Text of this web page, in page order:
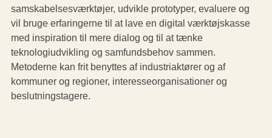
samskabelsesværktøjer, udvikle prototyper, evaluere og
vil bruge erfaringerne til at lave en digital værktøjskasse
med inspiration til mere dialog og til at tænke
teknologiudvikling og samfundsbehov sammen.
Metoderne kan frit benyttes af industriaktører og af
kommuner og regioner, interesseorganisationer og
beslutningstagere.